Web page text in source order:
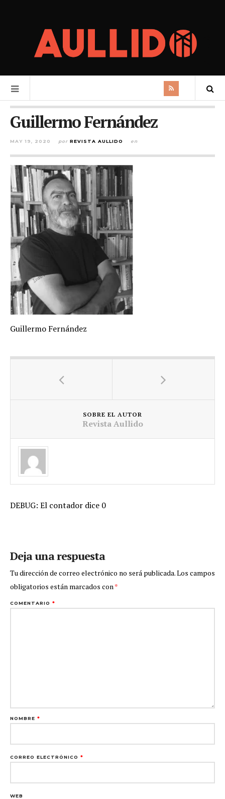
Guillermo Fernández
MAY 19, 2020 por REVISTA AULLIDO en
Guillermo Fernández
SOBRE EL AUTOR
Revista Aullido
DEBUG: El contador dice 0
Deja una respuesta
Tu dirección de correo electrónico no será publicada.Los campos
obligatorios están marcados con*
COMENTARIO *
NOMBRE *
CORREO ELECTRÓNICO *
WEB